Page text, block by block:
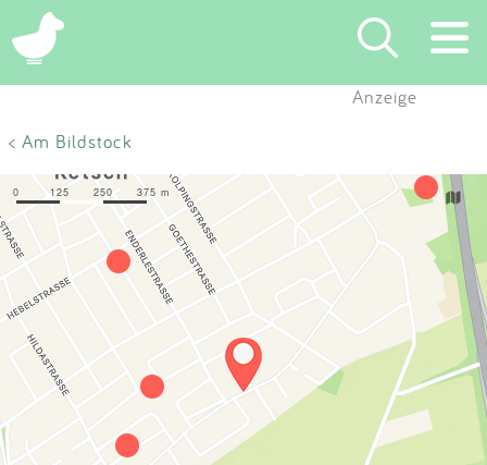
×
Eintragen
App
Blog
Partner
Kontakt
Anzeige
< Am Bildstock